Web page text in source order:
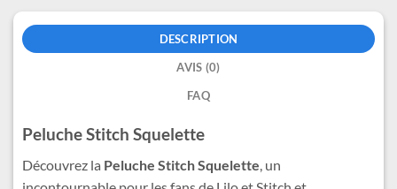
DESCRIPTION
AVIS (0)
FAQ
Peluche Stitch Squelette
Découvrez la Peluche Stitch Squelette , un